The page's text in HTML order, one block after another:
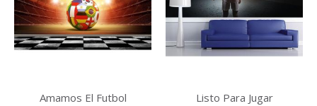
Amamos El Futbol Listo Para Jugar